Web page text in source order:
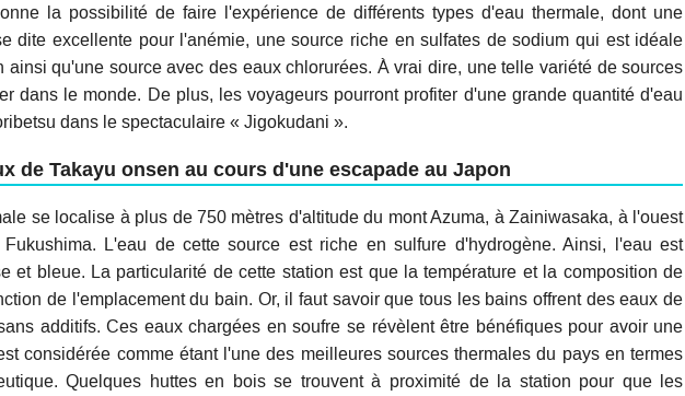
la possibilité de faire l'expérience de différents types d'eau thermale, dont une
dite excellente pour l'anémie, une source riche en sulfates de sodium qui est idéale
ainsi qu'une source avec des eaux chlorurées. À vrai dire, une telle variété de sources
dans le monde. De plus, les voyageurs pourront profiter d'une grande quantité d'eau
dans le spectaculaire « Jigokudani ».
de Takayu onsen au cours d'une escapade au Japon
se localise à plus de 750 mètres d'altitude du mont Azuma, à Zainiwasaka, à l'ouest
L'eau de cette source est riche en sulfure d'hydrogène. Ainsi, l'eau est
et bleue. La particularité de cette station est que la température et la composition de
de l'emplacement du bain. Or, il faut savoir que tous les bains offrent des eaux de
additifs. Ces eaux chargées en soufre se révèlent être bénéfiques pour avoir une
considérée comme étant l'une des meilleures sources thermales du pays en termes
Quelques huttes en bois se trouvent à proximité de la station pour que les